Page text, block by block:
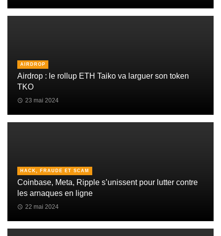
AIRDROP
Airdrop : le rollup ETH Taiko va larguer son token
TKO
23 mai 2024
HACK, FRAUDE ET SCAM
Coinbase, Meta, Ripple s’unissent pour lutter contre
les arnaques en ligne
22 mai 2024